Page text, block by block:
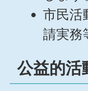
市民活
請実務
公益的活